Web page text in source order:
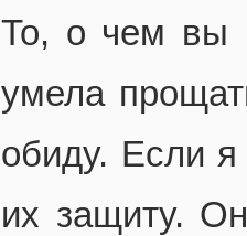
То, о чем вы
умела
обиду. Если я
их защиту.